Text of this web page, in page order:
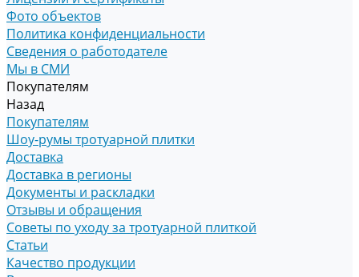
Фото объектов
Политика конфиденциальности
Сведения о работодателе
Мы в СМИ
Покупателям
Назад
Покупателям
Шоу-румы тротуарной плитки
Доставка
Доставка в регионы
Документы и раскладки
Отзывы и обращения
Советы по уходу за тротуарной плиткой
Статьи
Качество продукции